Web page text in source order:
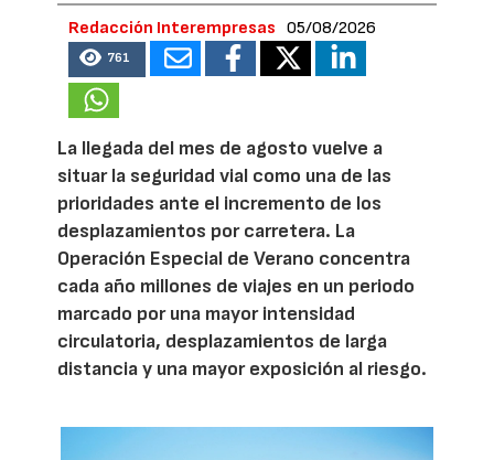
Redacción Interempresas 05/08/2026
761
La llegada del mes de agosto vuelve a
situar la seguridad vial como una de las
prioridades ante el incremento de los
desplazamientos por carretera. La
Operación Especial de Verano concentra
cada año millones de viajes en un periodo
marcado por una mayor intensidad
circulatoria, desplazamientos de larga
distancia y una mayor exposición al riesgo.